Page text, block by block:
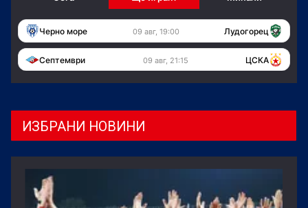
Черно море 09 авг, 19:00 Лудогорец
Септември 09 авг, 21:15 ЦСКА
ИЗБРАНИ НОВИНИ